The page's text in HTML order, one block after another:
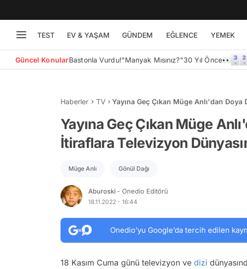
TEST EV & YAŞAM GÜNDEM EĞLENCE YEMEK
Güncel KonularBastonla Vurdu!"Manyak Mısınız?"30 Yıl Önce👀
Haberler TV
Yayına Geç Çıkan Müge Anlı'dan
Yayına Geç Çıkan Müge
İtiraflara Televizyon
Müge Anlı Gönül Dağı
Aburoski - Onedio Editörü
18.11.2022 - 16:44
Onedio’yu Google’da tercih edilen
18 Kasım Cuma günü televizyon ve dizi